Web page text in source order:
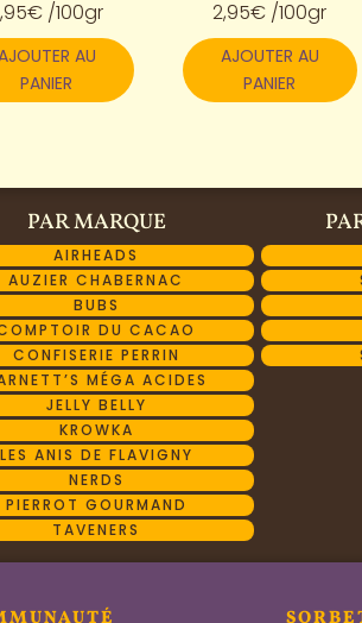
€ /100gr
AU
PANIER
2,95€ /100gr
AJOUTER AU
PANIER
PAR MARQUE
AIRHEADS
AUZIER CHABERNAC
BUBS
DU CACAO
CONFISERIE PERRIN
MÉGA ACIDES
JELLY BELLY
KROWKA
LES ANIS DE FLAVIGNY
NERDS
PIERROT GOURMAND
TAVENERS